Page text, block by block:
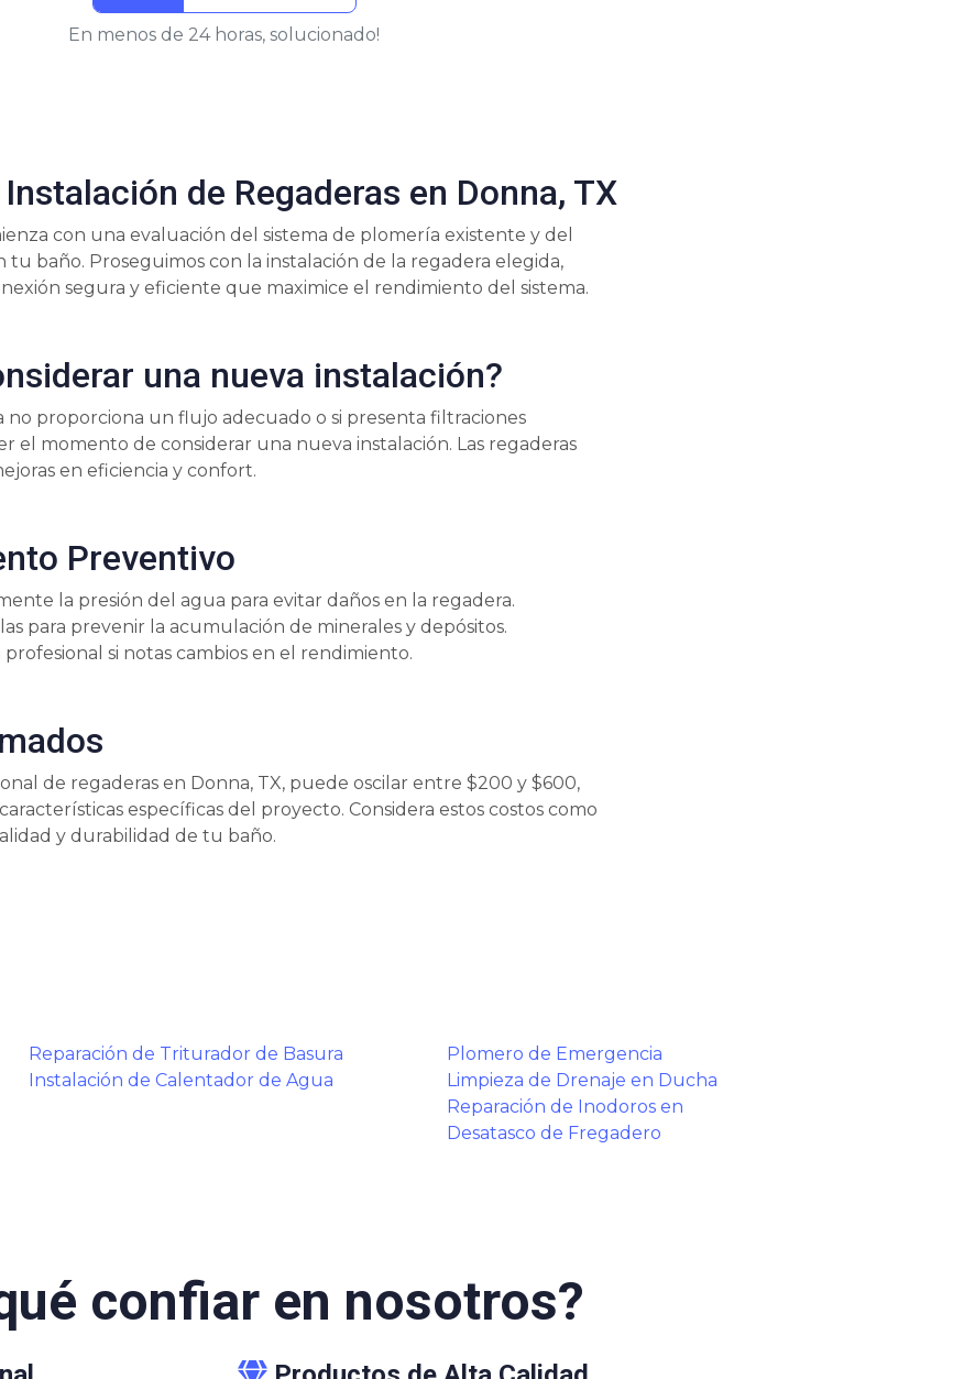
En menos de 24 horas, solucionado!
de Regaderas en Donna, TX
con una evaluación del sistema de plomería existente y del
tu baño. Proseguimos con la instalación de la regadera elegida,
segura y eficiente que maximice el rendimiento del sistema.
una nueva instalación?
no proporciona un flujo adecuado o si presenta filtraciones
el momento de considerar una nueva instalación. Las regaderas
en eficiencia y confort.
Preventivo
la presión del agua para evitar daños en la regadera.
para prevenir la acumulación de minerales y depósitos.
si notas cambios en el rendimiento.
de regaderas en Donna, TX, puede oscilar entre $200 y $600,
específicas del proyecto. Considera estos costos como
y durabilidad de tu baño.
Reparación de Triturador de Basura
Instalación de Calentador de Agua
Plomero de Emergencia
Limpieza de Drenaje en Ducha
Reparación de Inodoros en
Desatasco de Fregadero
confiar en nosotros?